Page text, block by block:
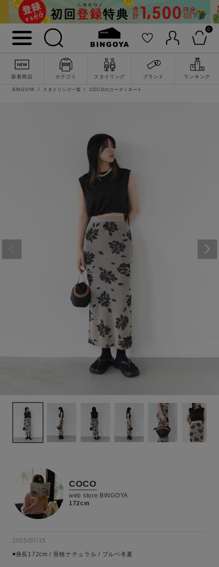
0
新着商品 カテゴリ スタイリング ブランド ランキング
詳細検索
BINGOYA スタイリング一覧 COCOのコーディネート
COCO
web store BINGOYA
172cm
2025/07/15
◾️身長172cm / 骨格ナチュラル / ブルベ冬夏